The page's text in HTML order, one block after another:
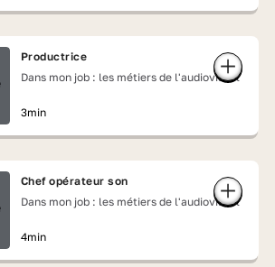
Productrice
Dans mon job : les métiers de l'audiovisuel
3min
Chef opérateur son
Dans mon job : les métiers de l'audiovisuel
4min